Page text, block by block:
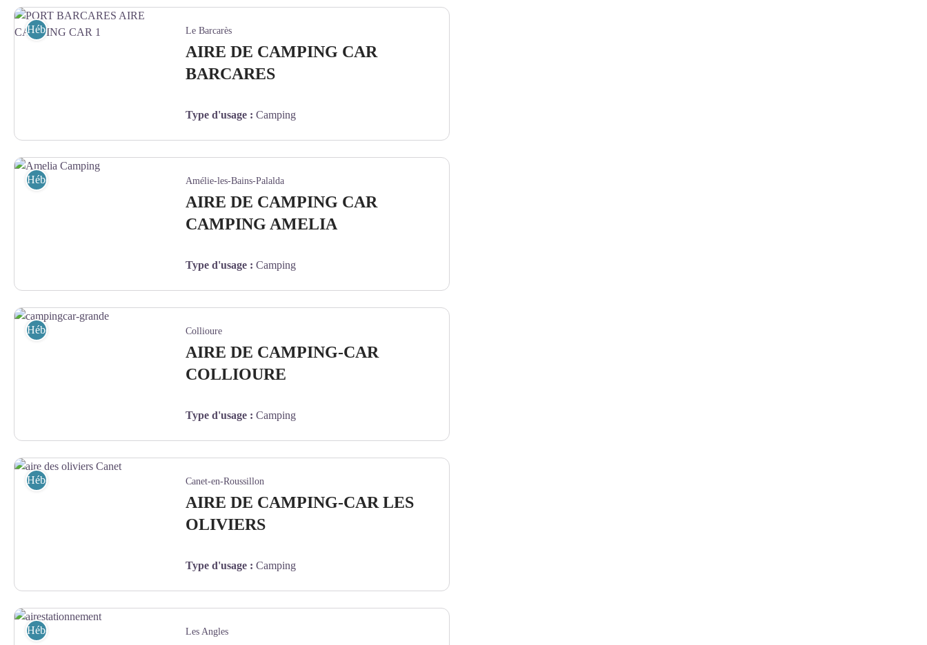
Hébergement Le Barcarès
AIRE DE CAMPING CAR
BARCARES
Type d'usage : Camping
Hébergement Amélie-les-Bains-Palalda
AIRE DE CAMPING CAR
CAMPING AMELIA
Type d'usage : Camping
Hébergement Collioure
AIRE DE CAMPING-CAR
COLLIOURE
Type d'usage : Camping
Hébergement Canet-en-Roussillon
AIRE DE CAMPING-CAR LES
OLIVIERS
Type d'usage : Camping
Hébergement Les Angles